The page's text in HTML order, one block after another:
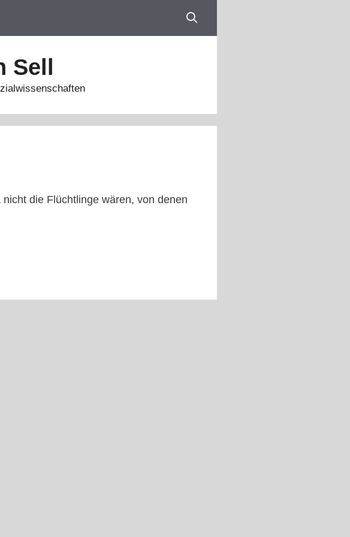
die Flüchtlinge wären, von denen